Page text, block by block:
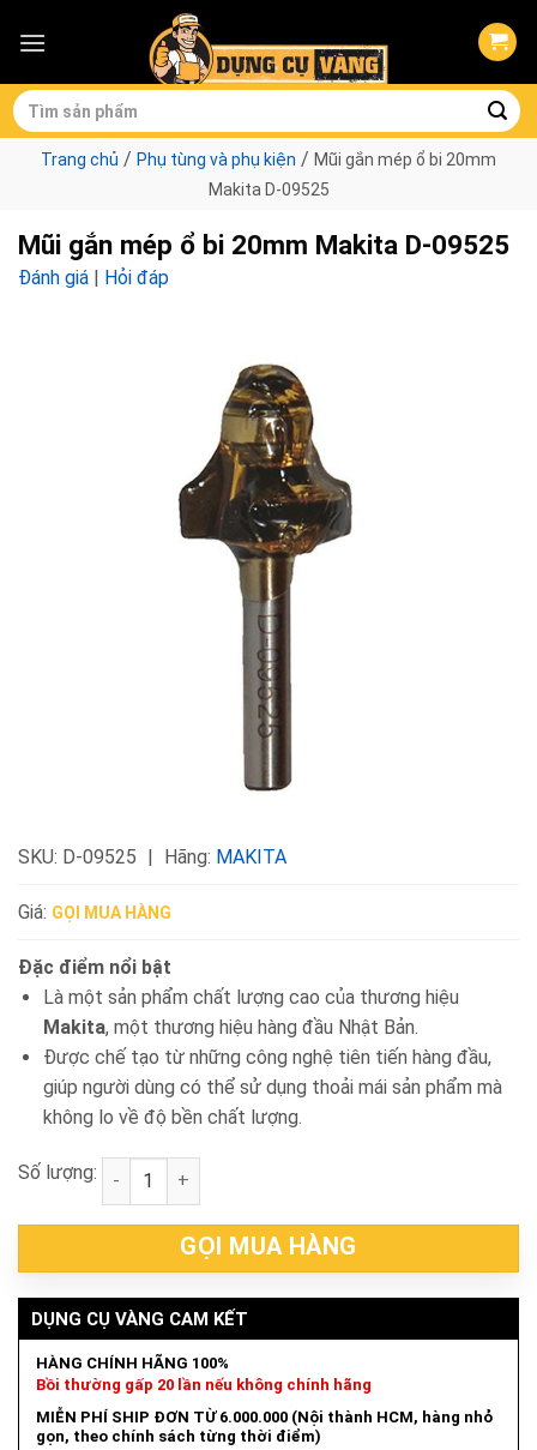
Tìm
kiếm:
Trang chủ / Phụ tùng và phụ kiện / Mũi gắn mép ổ bi 20mm
Makita D-09525
Mũi gắn mép ổ bi 20mm Makita D-09525
Đánh giá | Hỏi đáp
SKU: D-09525 Hãng: MAKITA
Giá: GỌI MUA HÀNG
Đặc điểm nổi bật
Là một sản phẩm chất lượng cao của thương hiệu
Makita, một thương hiệu hàng đầu Nhật Bản.
Được chế tạo từ những công nghệ tiên tiến hàng đầu,
giúp người dùng có thể sử dụng thoải mái sản phẩm mà
không lo về độ bền chất lượng.
Số lượng: Mũi gắn mép ổ bi 20mm Makita D-09525 số lượng
GỌI MUA HÀNG
DỤNG CỤ VÀNG CAM KẾT
HÀNG CHÍNH HÃNG 100%
Bồi thường gấp 20 lần nếu không chính hãng
MIỄN PHÍ SHIP ĐƠN TỪ 6.000.000 (Nội thành HCM, hàng nhỏ
gọn, theo chính sách từng thời điểm)